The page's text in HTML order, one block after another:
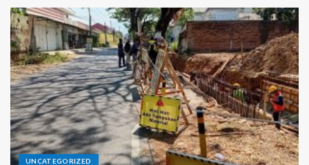
UNCATEGORIZED